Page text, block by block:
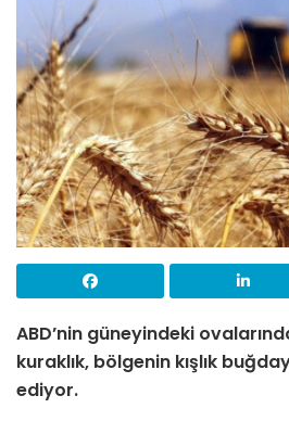
ABD’nin güneyindeki
kuraklık, bölgenin kışlık
ediyor.